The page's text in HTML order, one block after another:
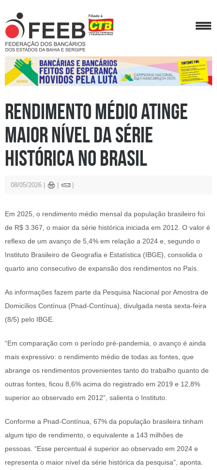
Rendimento médio atinge
maior nível da série
histórica no Brasil
08/05/2026
Em 2025, o rendimento médio mensal da população brasileiro foi
de R$ 3.367, o maior da série histórica iniciada em 2012. O valor é
reflexo de um avanço de 5,4% em relação a 2024 e, segundo o
Instituto Brasileiro de Geografia e Estatística (IBGE), consolida o
quarto ano consecutivo de expansão dos rendimentos no País.
As informações fazem parte da Pesquisa Nacional por Amostra de
Domicílios Contínua (Pnad-Contínua), divulgada nesta sexta-feira
(8/5) pelo IBGE.
“Em comparação com o período pré-pandemia, o avanço é ainda
mais expressivo: o rendimento médio de todas as fontes, que
abrange os rendimentos provenientes tanto do trabalho quanto de
outras fontes, ficou 8,6% acima do registrado em 2019 e 12,8%
superior ao observado em 2012”, salienta o Instituto.
Conforme a Pnad-Contínua, 67% da população brasileira tinham
algum tipo de rendimento, o equivalente a 143 milhões de
pessoas. “Esse percentual é superior ao observado em 2024 e
representa o maior nível da série histórica da pesquisa”, aponta.